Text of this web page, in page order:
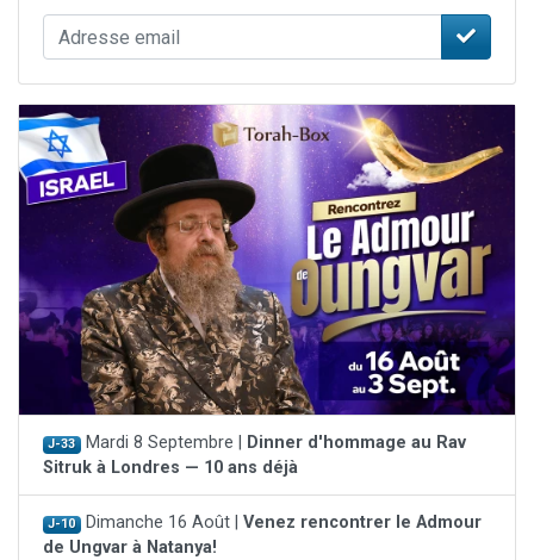
J-33 Mardi 8 Septembre |
Dinner d'hommage au Rav
Sitruk à Londres — 10 ans déjà
J-10 Dimanche 16 Août | Venez rencontrer le Admour
de Ungvar à Natanya!